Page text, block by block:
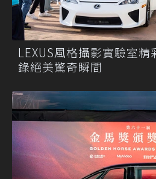
LEXUS風格攝影實驗室
錄絕美驚奇瞬間